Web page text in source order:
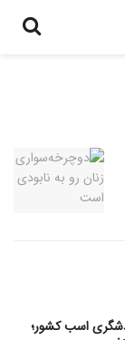
اسب کشور؛